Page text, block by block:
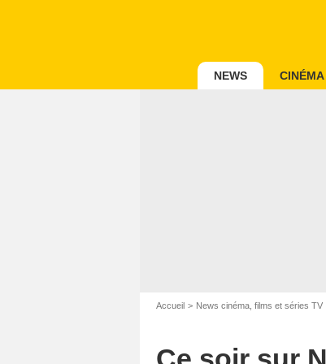
NEWS CINÉMA
Accueil News cinéma, films et séries TV